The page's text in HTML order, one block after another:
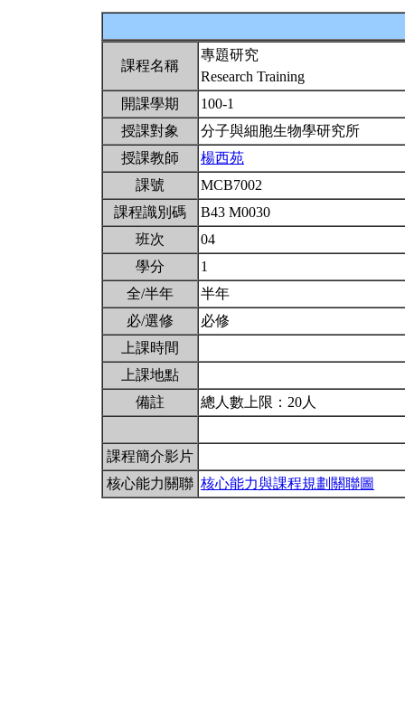
課程名稱
專題研究
Research Training
開課學期
100-1
授課對象
分子與細胞生物學研究所
授課教師
楊西苑
課號
MCB7002
課程識別碼
B43 M0030
班次
04
學分
1
全/半年
半年
必/選修
必修
上課時間
上課地點
備註
總人數上限：20人
課程簡介影片
核心能力關聯 核心能力與課程規劃關聯圖